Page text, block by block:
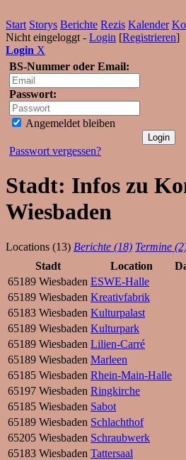
Start Storys Berichte Rezis Kalender
Nicht eingeloggt - Login [Registrieren]
Login X
BS-Nummer oder Email:
Passwort:
Angemeldet bleiben
Passwort vergessen?
Stadt: Infos zu
Wiesbaden
Locations (13) Berichte (18) Termine
Stadt
Location
65189 Wiesbaden ESWE-Halle
65189 Wiesbaden Kreativfabrik
65183 Wiesbaden Kulturpalast
65189 Wiesbaden Kulturpark
65189 Wiesbaden Lilien-Carré
65189 Wiesbaden Marleen
65185 Wiesbaden Rhein-Main-Halle
65197 Wiesbaden Ringkirche
65185 Wiesbaden Sabot
65189 Wiesbaden Schlachthof
65205 Wiesbaden Schraubwerk
65183 Wiesbaden Tattersaal